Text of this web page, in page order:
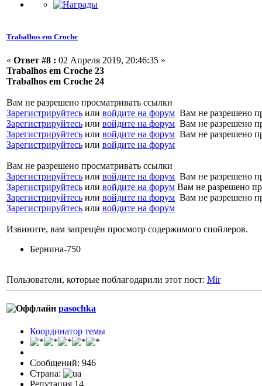
Trabalhos em Croche
« Ответ #8 : 02 Апреля 2019, 20:46:35 »
Trabalhos em Croche 23
Trabalhos em Croche 24
Вам не разрешено просматривать ссылки
Зарегистрируйтесь или войдите на форум Вам не разрешено
Зарегистрируйтесь или войдите на форум Вам не разрешено
Зарегистрируйтесь или войдите на форум Вам не разрешено
Зарегистрируйтесь или войдите на форум
Вам не разрешено просматривать ссылки
Зарегистрируйтесь или войдите на форум Вам не разрешено
Зарегистрируйтесь или войдите на форум Вам не разрешено
Зарегистрируйтесь или войдите на форум Вам не разрешено
Зарегистрируйтесь или войдите на форум
Извините, вам запрещён просмотр содержимого спойлеров.
Бернина-750
Пользователи, которые поблагодарили этот пост: Mir
pasochka
Координатор темы
Сообщений: 946
Страна: